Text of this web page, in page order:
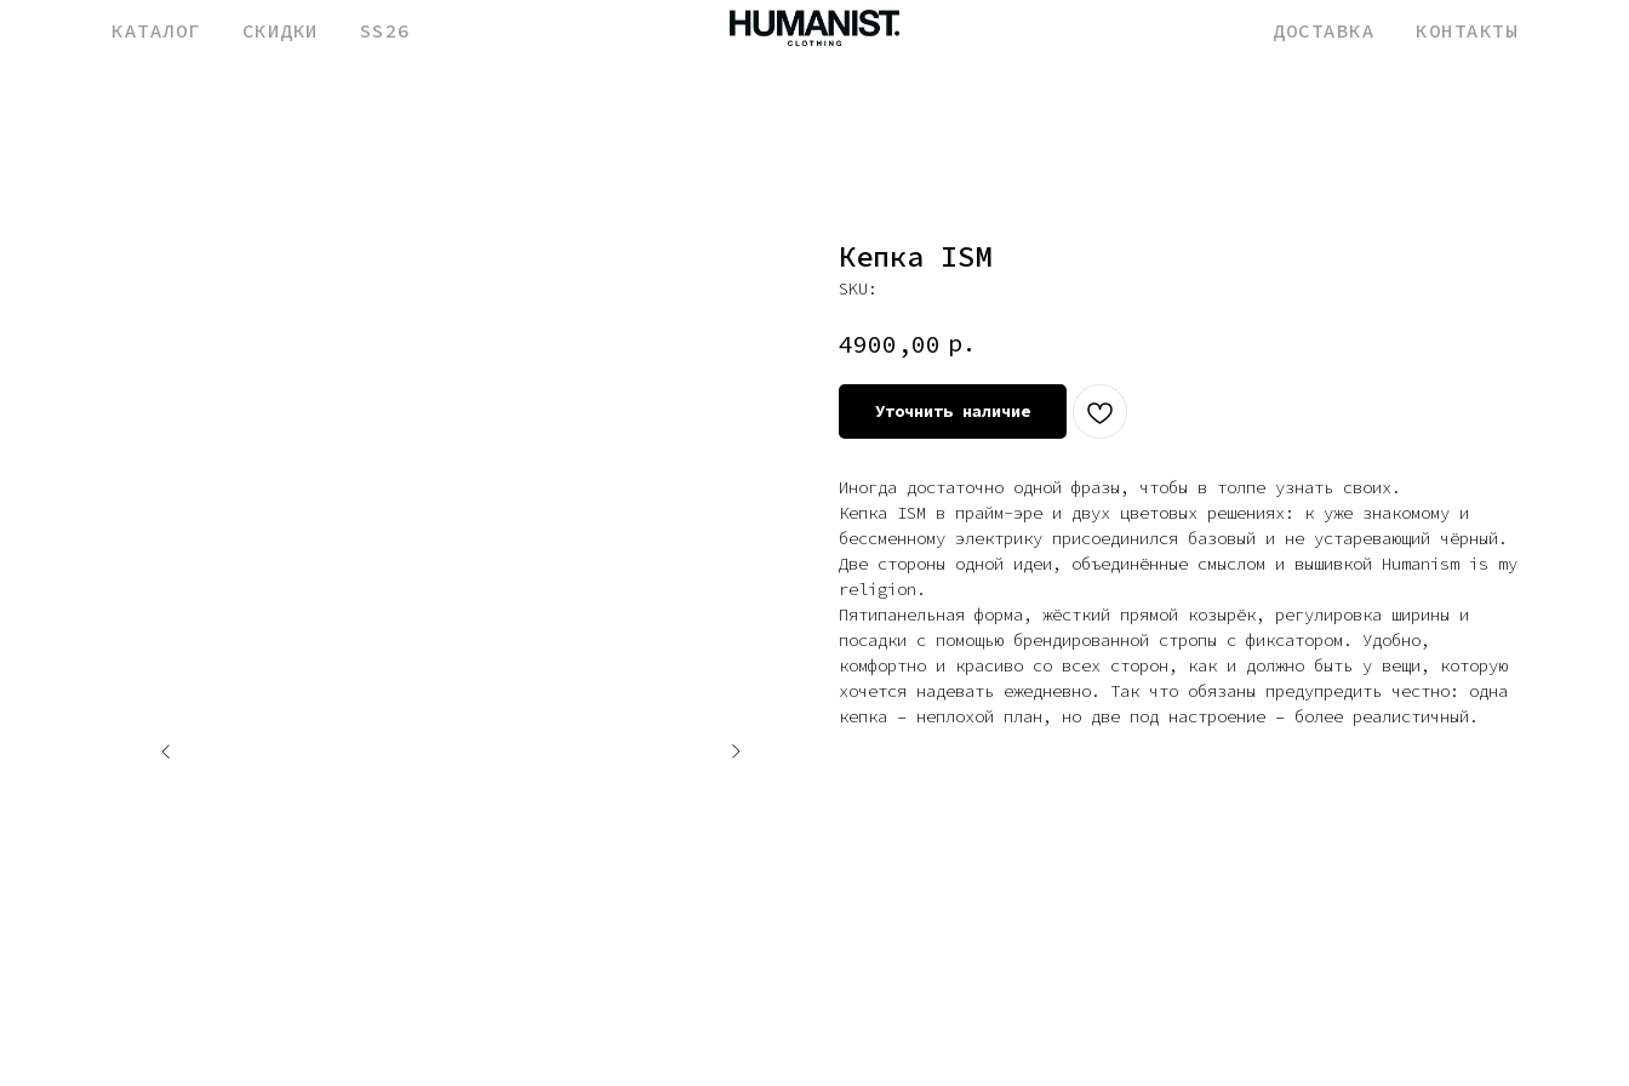
КАТАЛОГ СКИДКИ SS26 ДОСТАВКА КОНТАКТЫ
назад
Кепка ISM
SKU:
4900,00 р.
Уточнить наличие
Иногда достаточно одной фразы, чтобы в толпе узнать своих.
Кепка ISM в прайм-эре и двух цветовых решениях: к уже знакомому и
бессменному электрику присоединился базовый и не устаревающий чёрный.
Две стороны одной идеи, объединённые смыслом и вышивкой Humanism is my
religion.
Пятипанельная форма, жёсткий прямой козырёк, регулировка ширины и
посадки с помощью брендированной стропы с фиксатором. Удобно,
комфортно и красиво со всех сторон, как и должно быть у вещи, которую
хочется надевать ежедневно. Так что обязаны предупредить честно: одна
кепка – неплохой план, но две под настроение – более реалистичный.